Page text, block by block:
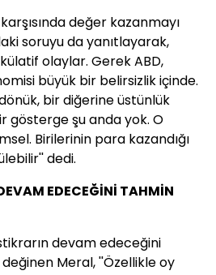
değer kazanmayı
soruyu da yanıtlayarak,
olaylar. Gerek ABD,
büyük bir belirsizlik içinde.
bir diğerine üstünlük
gösterge şu anda yok. O
Birilerinin para kazandığı
dedi.
EDECEĞİNİ TAHMİN
devam edeceğini
Meral, ''Özellikle oy